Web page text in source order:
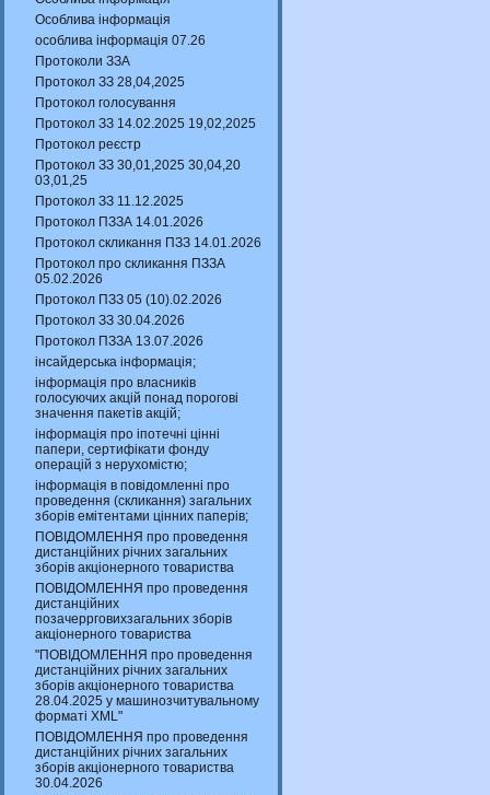
Особлива інформація
особлива інформація 07.26
Протоколи ЗЗА
Протокол ЗЗ 28,04,2025
Протокол голосування
Протокол ЗЗ 14.02.2025 19,02,2025
Протокол реєстр
Протокол ЗЗ 30,01,2025 30,04,20
03,01,25
Протокол ЗЗ 11.12.2025
Протокол ПЗЗА 14.01.2026
Протокол скликання ПЗЗ 14.01.2026
Протокол про скликання ПЗЗА
05.02.2026
Протокол ПЗЗ 05 (10).02.2026
Протокол ЗЗ 30.04.2026
Протокол ПЗЗА 13.07.2026
інсайдерська інформація;
інформація про власників
голосуючих акцій понад порогові
значення пакетів акцій;
інформація про іпотечні цінні
папери, сертифікати фонду
операцій з нерухомістю;
інформація в повідомленні про
проведення (скликання) загальних
зборів емітентами цінних паперів;
ПОВІДОМЛЕННЯ про проведення
дистанційних річних загальних
зборів акціонерного товариства
ПОВІДОМЛЕННЯ про проведення
дистанційних
позачеррговихзагальних зборів
акціонерного товариства
"ПОВІДОМЛЕННЯ про проведення
дистанційних річних загальних
зборів акціонерного товариства
28.04.2025 у машинозчитувальному
форматі XML"
ПОВІДОМЛЕННЯ про проведення
дистанційних річних загальних
зборів акціонерного товариства
30.04.2026